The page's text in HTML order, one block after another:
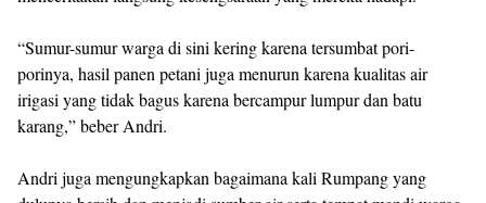
“Sumur-sumur warga di sini kering karena tersumbat pori-
porinya, hasil panen petani juga menurun karena kualitas air
irigasi yang tidak bagus karena bercampur lumpur dan batu
karang,” beber Andri.
Andri juga mengungkapkan bagaimana kali Rumpang yang